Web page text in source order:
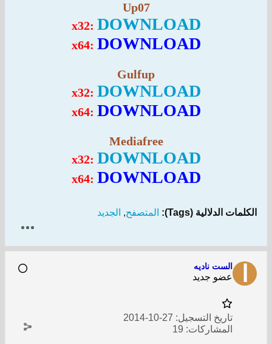
Up07
x32: DOWNLOAD
x64: DOWNLOAD
Gulfup
x32: DOWNLOAD
x64: DOWNLOAD
Mediafree
x32: DOWNLOAD
x64: DOWNLOAD
الكلمات الدلالية (Tags): المتصفح, الجديد
الست ناديه
عضو جديد
تاريخ التسجيل: 27-10-2014
المشاركات: 19